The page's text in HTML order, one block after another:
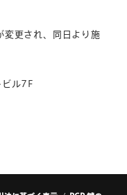
更され、同日より施
ル7F